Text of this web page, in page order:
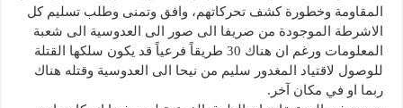
المقاومة وخطورة كشف تحركاتهم، وافق وتمنى وطلب تسليم كل
الاشرطة الموجودة من صريفا الى صور الى العدوسية الى شعبة
المعلومات ورغم ان هناك 30 طريقاً فرعياً قد يكون سلكها القتلة
للوصول لاقتياد المغدور سليم من نيحا الى العدوسية وقتله هناك
ربما او في مكان آخر.